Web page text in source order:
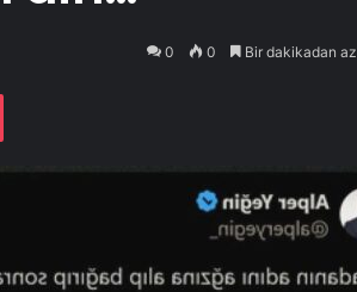
0 0 Bir dakikadan az
Pocket